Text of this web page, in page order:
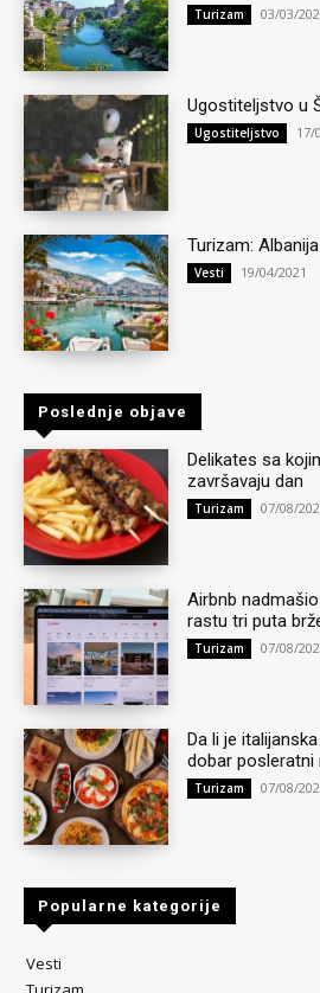
Turizam 03/03/
Ugostiteljstvo u
Ugostiteljstvo 17/
Turizam:
Vesti 19/04/2021
Poslednje objave
Delikates sa
završavaju dan
Turizam 07/08/
Airbnb
rastu tri puta
Turizam 07/08/
Da li je
dobar posleratni
Turizam 07/08/
Popularne kategorije
Vesti